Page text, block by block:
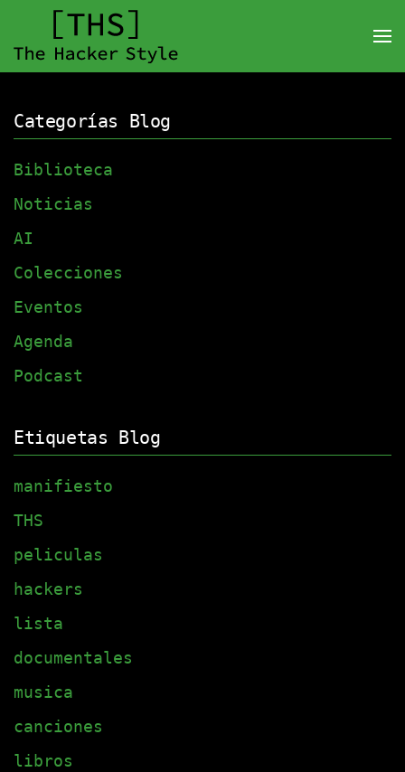
Categorías Blog
Biblioteca
Noticias
AI
Colecciones
Eventos
Agenda
Podcast
Etiquetas Blog
manifiesto
THS
peliculas
hackers
lista
documentales
musica
canciones
libros